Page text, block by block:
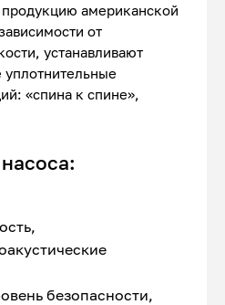
американской
от
устанавливают
«спина к спине»,
безопасности,